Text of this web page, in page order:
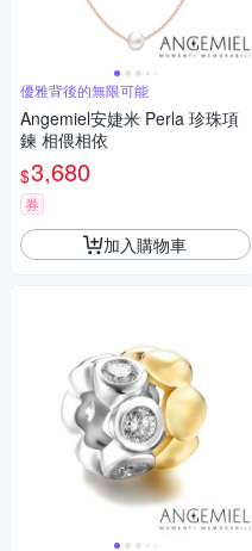
優雅背後的無限可能
Angemiel安婕米 Perla 珍珠項
鍊 相偎相依
$3,680
券
加入購物車